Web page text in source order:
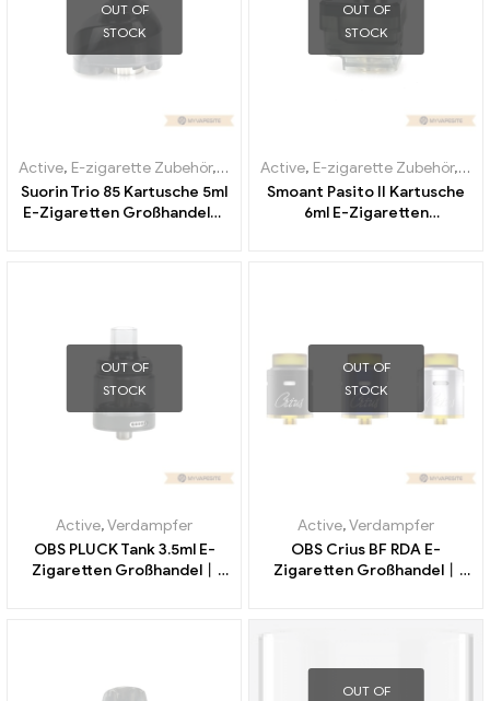
OUT OF
STOCK
Active, E-zigarette Zubehör, Verdampfer
Suorin Trio 85 Kartusche 5ml
E-Zigaretten Großhandel丨
OUT OF
STOCK
Active, E-zigarette Zubehör,
Smoant Pasito II Kartusche
6ml E-Zigaretten
OUT OF
STOCK
Active,Verdampfer
OBS PLUCK Tank 3.5ml E-
Zigaretten Großhandel丨
OUT OF
STOCK
Active,Verdampfer
OBS Crius BF RDA E-
Zigaretten Großhandel丨
OUT OF